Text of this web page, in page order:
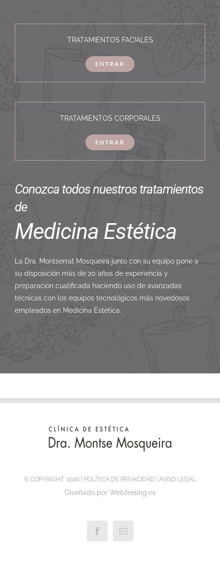
TRATAMIENTOS FACIALES
ENTRAR
TRATAMIENTOS CORPORALES
ENTRAR
Conozca todos nuestros tratamientos
de
Medicina Estética
La Dra. Montserrat Mosqueira junto con su equipo pone a
su disposición más de 20 años de experiencia y
preparación cualificada haciendo uso de avanzadas
técnicas con los equipos tecnológicos más novedosos
empleados en Medicina Estética.
© COPYRIGHT 2026 | POLÍTICA DE PRIVACIDAD | AVISO LEGAL
Diseñado por Webfeeling.es